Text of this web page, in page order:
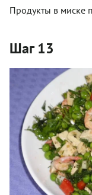
Продукты в миске
Шаг 13